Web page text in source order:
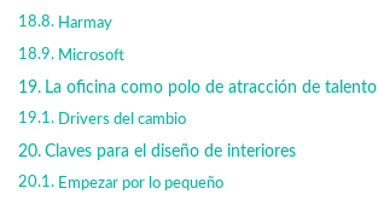
Harmay
Microsoft
La oficina como polo de atracción de talento
Drivers del cambio
Claves para el diseño de interiores
Empezar por lo pequeño